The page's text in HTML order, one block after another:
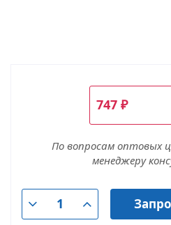
747 ₽
По вопросам оптовых
менеджеру